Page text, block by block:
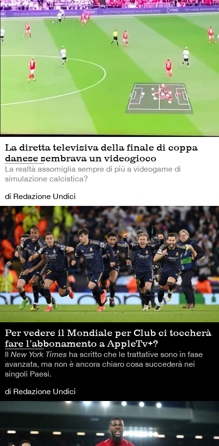
La diretta televisiva della finale di coppa
danese sembrava un videogioco
La realtà assomiglia sempre di più a videogame di
simulazione calcistica?
di Redazione Undici
Per vedere il Mondiale per Club ci toccherà
fare l’abbonamento a AppleTv+?
Il New York Times ha scritto che le trattative sono in fase
avanzata, ma non è ancora chiaro cosa succederà nei
singoli Paesi.
di Redazione Undici